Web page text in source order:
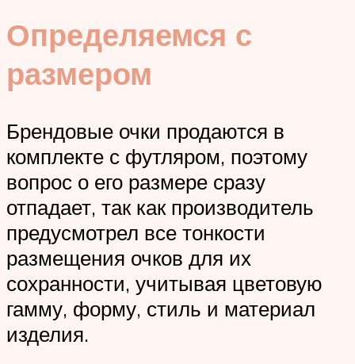
Определяемся с
размером
Брендовые очки продаются в
комплекте с футляром, поэтому
вопрос о его размере сразу
отпадает, так как производитель
предусмотрел все тонкости
размещения очков для их
сохранности, учитывая цветовую
гамму, форму, стиль и материал
изделия.